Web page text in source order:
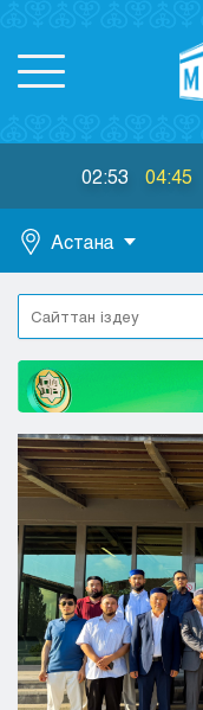
02:53 04:45
Астана
Астана
Алматы
Актобе
Атырау
Жезказган
Караганда
Кокшетау
Костанай
Кызылорда
Павлодар
Петропавловск
Семей
Талдыкорган
Тараз